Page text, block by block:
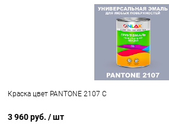
Краска цвет PANTONE 2107 C
3 960 руб. / шт